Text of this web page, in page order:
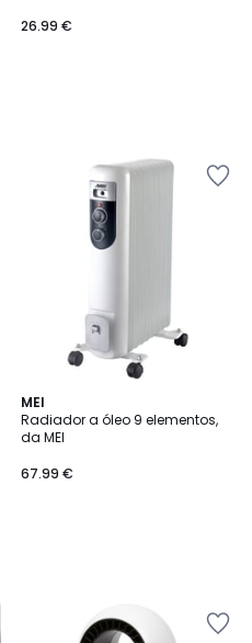
26.99 €
MEI
Radiador a óleo 9 elementos,
da MEI
67.99 €